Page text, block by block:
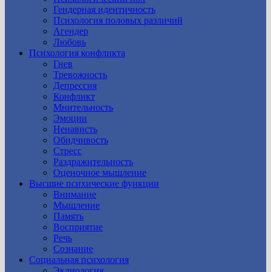
Гендерная идентичность
Психология половых различий
Агендер
Любовь
Психология конфликта
Гнев
Тревожность
Депрессия
Конфликт
Мнительность
Эмоции
Ненависть
Обидчивость
Стресс
Раздражительность
Оценочное мышление
Высшие психические функции
Внимание
Мышление
Память
Восприятие
Речь
Сознание
Социальная психология